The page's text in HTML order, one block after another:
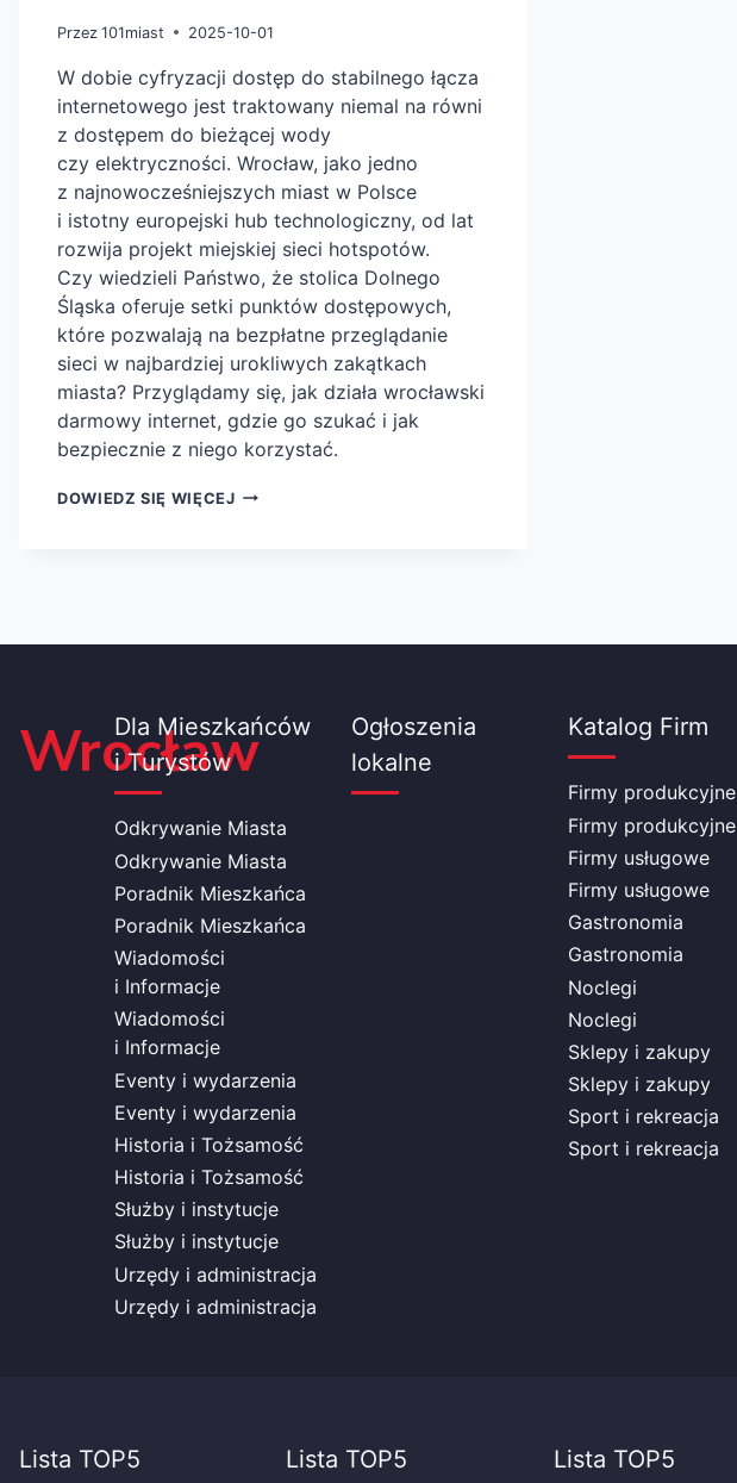
Przez 101miast 2025-10-01
W dobie cyfryzacji dostęp do stabilnego łącza
internetowego jest traktowany niemal na równi
z dostępem do bieżącej wody
czy elektryczności. Wrocław, jako jedno
z najnowocześniejszych miast w Polsce
i istotny europejski hub technologiczny, od lat
rozwija projekt miejskiej sieci hotspotów.
Czy wiedzieli Państwo, że stolica Dolnego
Śląska oferuje setki punktów dostępowych,
które pozwalają na bezpłatne przeglądanie
sieci w najbardziej urokliwych zakątkach
miasta? Przyglądamy się, jak działa wrocławski
darmowy internet, gdzie go szukać i jak
bezpiecznie z niego korzystać.
DOWIEDZ SIĘ WIĘCEJWROCŁAW
Wrocław
Dla Mieszkańców
i Turystów
Odkrywanie Miasta
Odkrywanie Miasta
Poradnik Mieszkańca
Poradnik Mieszkańca
Wiadomości
i Informacje
Wiadomości
i Informacje
Eventy i wydarzenia
Eventy i wydarzenia
Historia i Tożsamość
Historia i Tożsamość
Służby i instytucje
Służby i instytucje
Urzędy i administracja
Urzędy i administracja
Ogłoszenia
lokalne
Katalog Firm
Firmy produkcyjne
Firmy produkcyjne
Firmy usługowe
Firmy usługowe
Gastronomia
Gastronomia
Noclegi
Noclegi
Sklepy i zakupy
Sklepy i zakupy
Sport i rekreacja
Sport i rekreacja
Lista TOP5 Lista TOP5 Lista TOP5